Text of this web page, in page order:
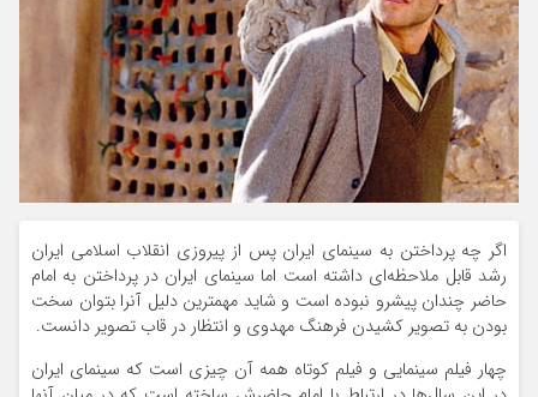
اگر چه پرداختن به سینمای ایران پس از پیروزی انقلاب اسلامی ایران
رشد قابل ملاحظه‌ای داشته است اما سینمای ایران در پرداختن به امام
حاضر چندان پیشرو نبوده است و شاید مهمترین دلیل آنرا بتوان سخت
بودن به تصویر کشیدن فرهنگ مهدوی و انتظار در قاب تصویر دانست.
چهار فیلم سینمایی و فیلم کوتاه همه آن چیزی است که سینمای ایران